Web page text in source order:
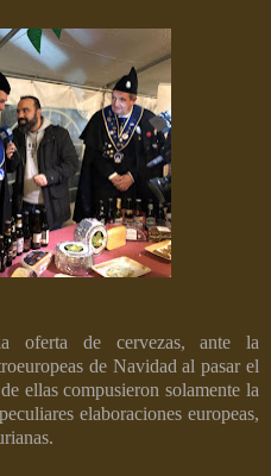
oferta de cervezas, ante la
de Navidad al pasar el
ellas compusieron solamente la
elaboraciones europeas,